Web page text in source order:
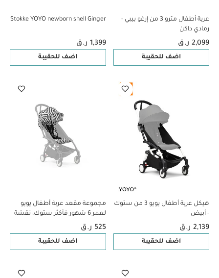
عربة أطفال مترو 3 من إرغو بيبي -
رمادي داكن
2,099 ر.ق
اضف للحقيبة
Stokke YOYO newborn shell Ginger
1,399 ر.ق
اضف للحقيبة
هيكل عربة أطفال يويو 3 من ستوك
- أبيض
2,139 ر.ق
اضف للحقيبة
مجموعة مقعد عربة أطفال يويو
لعمر 6 شهور فأكثر ستوك، نقشة
جلد حمار الوحش
525 ر.ق
اضف للحقيبة